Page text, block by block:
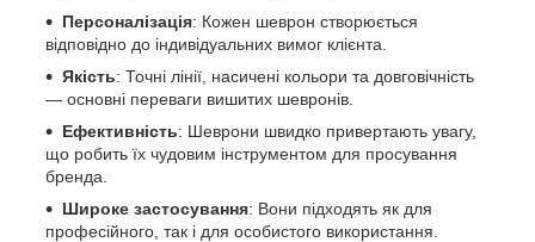
Персоналізація: Кожен шеврон створюється
відповідно до індивідуальних вимог клієнта.
Якість: Точні лінії, насичені кольори та довговічність
— основні переваги вишитих шевронів.
Ефективність: Шеврони швидко привертають увагу,
що робить їх чудовим інструментом для просування
бренда.
Широке застосування: Вони підходять як для
професійного, так і для особистого використання.